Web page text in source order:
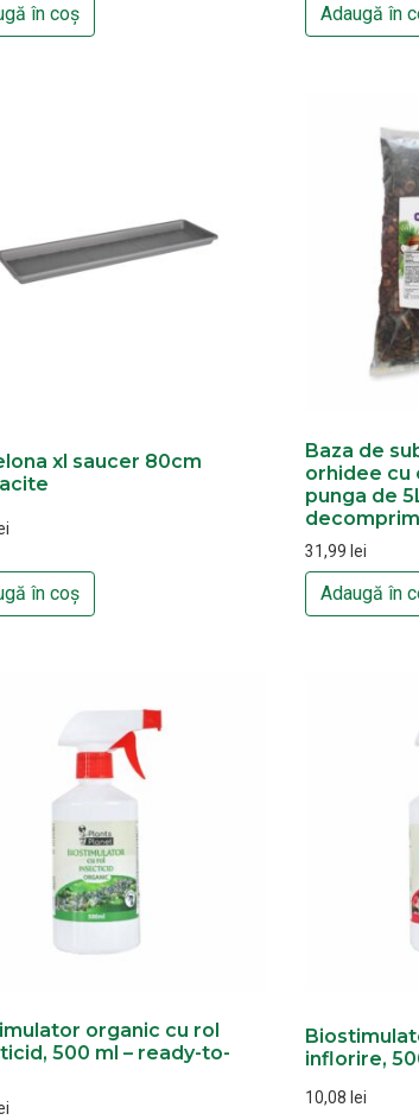
în coș Adaugă în
xl saucer 80cm
în coș
Baza de
orhidee cu
punga de
31,99 lei
Adaugă în
organic cu rol
500 ml – ready-to-
inflorire,
10,08 lei